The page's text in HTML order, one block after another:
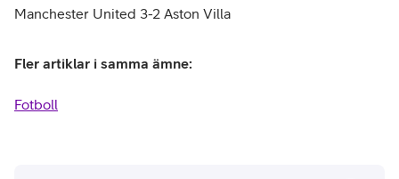
Manchester United 3-2 Aston Villa
Fler artiklar i samma ämne:
Fotboll